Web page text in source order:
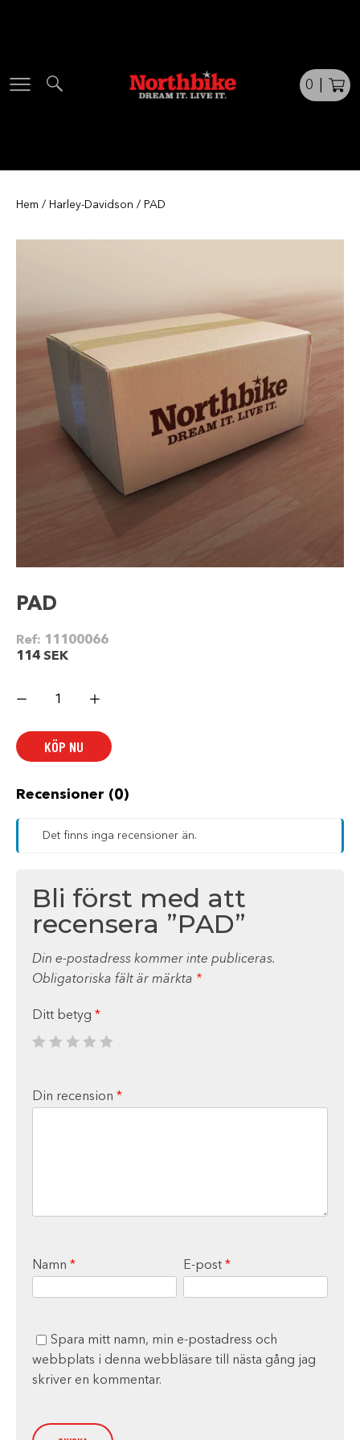
0
Hem / Harley-Davidson / PAD
PAD
Ref: 11100066
114 SEK
mängd
KÖP NU
Recensioner (0)
Det finns inga recensioner än.
Bli först med att
recensera ”PAD”
Din e-postadress kommer inte publiceras.
Obligatoriska fält är märkta *
Ditt betyg *
Din recension *
Namn * E-post *
Spara mitt namn, min e-postadress och
webbplats i denna webbläsare till nästa gång jag
skriver en kommentar.